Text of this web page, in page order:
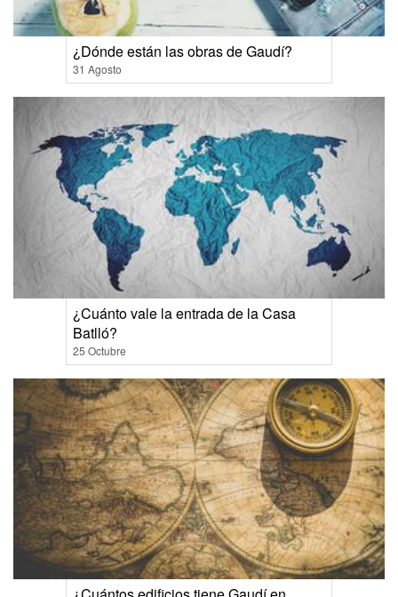
¿Dónde están las obras de Gaudí?
31 Agosto
¿Cuánto vale la entrada de la Casa
Batlló?
25 Octubre